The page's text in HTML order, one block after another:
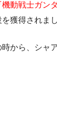
機動戦士ガン
獲得されまし
から、シャ